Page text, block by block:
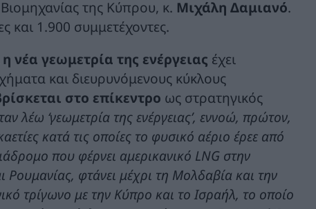
της Κύπρου, κ. Μιχάλη Δαμιανό.
1.900 συμμετέχοντες.
η νέα γεωμετρία της ενέργειας έχει
και διευρυνόμενους κύκλους
στο επίκεντρο ως στρατηγικός
λέω ‘γεωμετρία της ενέργειας’, εννοώ, πρώτον,
κατά τις οποίες το φυσικό αέριο έρεε από
που φέρνει αμερικανικό LNG στην
φτάνει μέχρι τη Μολδαβία και την
τρίγωνο με την Κύπρο και το Ισραήλ, το οποίο